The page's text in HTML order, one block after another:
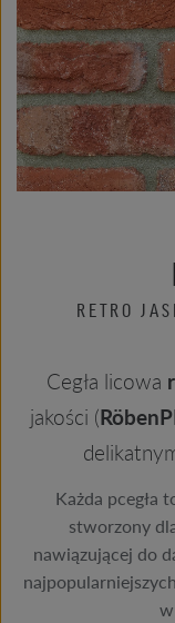
RETRO
Cegła licowa
jakości (
Każda pcegła
stworzony
nawiązującej do